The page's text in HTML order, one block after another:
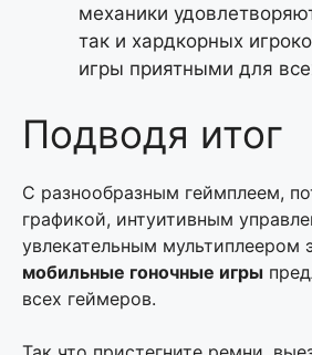
механики
так и хардкорных
игры приятными для
Подводя итог
С разнообразным геймплеем,
графикой, интуитивным
увлекательным мультиплеером
мобильные гоночные игры
всех геймеров.